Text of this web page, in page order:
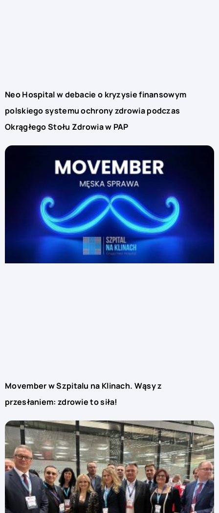
Neo Hospital w debacie o kryzysie finansowym
polskiego systemu ochrony zdrowia podczas
Okrągłego Stołu Zdrowia w PAP
Movember w Szpitalu na Klinach. Wąsy z
przesłaniem: zdrowie to siła!